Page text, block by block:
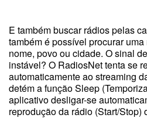
E também buscar rádios pelas
também é possível procurar
nome, povo ou cidade. O sinal
instável? O RadiosNet tenta se
automaticamente ao streaming
detém a função Sleep
aplicativo desligar-se
reprodução da rádio (Start/Stop)